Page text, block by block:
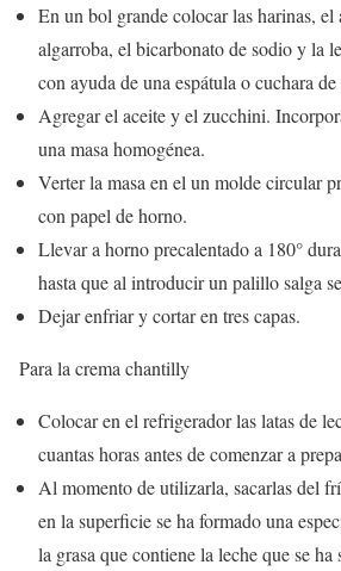
En un bol grande colocar las harinas, el
algarroba, el bicarbonato de sodio y la
con ayuda de una espátula o cuchara de
Agregar el aceite y el zucchini.
una masa homogénea.
Verter la masa en el un molde circular
con papel de horno.
Llevar a horno precalentado a 180°
hasta que al introducir un palillo salga
Dejar enfriar y cortar en tres capas.
Para la crema chantilly
Colocar en el refrigerador las latas de
cuantas horas antes de comenzar a
Al momento de utilizarla, sacarlas del
en la superficie se ha formado una
la grasa que contiene la leche que se